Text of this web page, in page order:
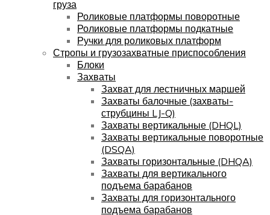
груза
Роликовые платформы поворотные
Роликовые платформы подкатные
Ручки для роликовых платформ
Стропы и грузозахватные приспособления
Блоки
Захваты
Захват для лестничных маршей
Захваты балочные (захваты-
струбцины LJ-Q)
Захваты вертикальные (DHQL)
Захваты вертикальные поворотные
(DSQA)
Захваты горизонтальные (DHQA)
Захваты для вертикального
подъема барабанов
Захваты для горизонтального
подъема барабанов